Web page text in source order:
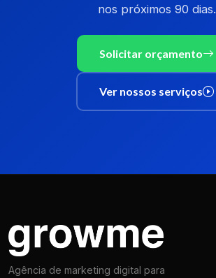
nos próximos 90 dias.
Solicitar orçamento
Ver nossos serviços
Agência de marketing digital para